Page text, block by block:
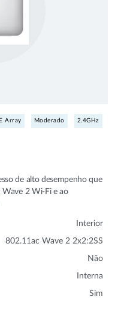
Array Moderado 2.4GHz
de alto desempenho que
2 Wi-Fi e ao
Interior
802.11ac Wave 2 2x2:2SS
Não
Interna
Sim